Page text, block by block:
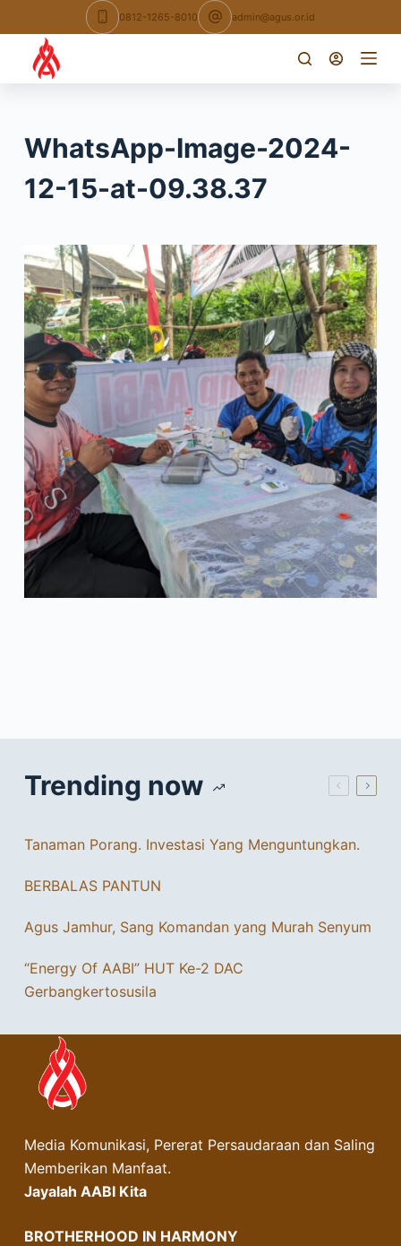
to
content
0812-1265-8010 admin@agus.or.id
WhatsApp-Image-2024-
12-15-at-09.38.37
Trending now
Tanaman Porang. Investasi Yang Menguntungkan.
BERBALAS PANTUN
Agus Jamhur, Sang Komandan yang Murah Senyum
“Energy Of AABI” HUT Ke-2 DAC
Gerbangkertosusila
Media Komunikasi, Pererat Persaudaraan dan Saling
Memberikan Manfaat.
Jayalah AABI Kita
BROTHERHOOD IN HARMONY